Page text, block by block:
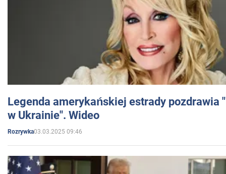
Legenda amerykańskiej estrady pozdrawia
w Ukrainie". Wideo
Rozrywka03.03.2025 09:46